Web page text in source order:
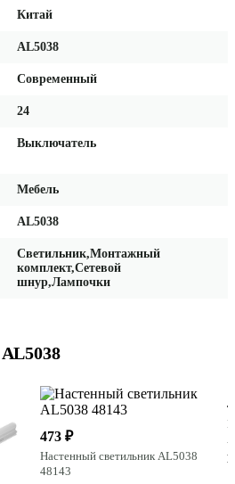
Китай
AL5038
Современный
24
Выключатель
Мебель
AL5038
Светильник,Монтажный
комплект,Сетевой
шнур,Лампочки
473 ₽
Настенный светильник AL5038
48143
В